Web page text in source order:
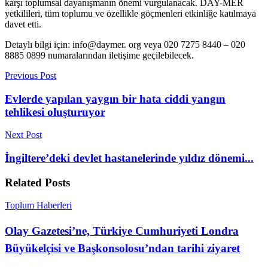
karşı toplumsal dayanışmanın önemi vurgulanacak. DAY-MER
yetkilileri, tüm toplumu ve özellikle göçmenleri etkinliğe katılmaya
davet etti.
Detaylı bilgi için: info@daymer. org veya 020 7275 8440 – 020
8885 0899 numaralarından iletişime geçilebilecek.
Previous Post
Evlerde yapılan yaygın bir hata ciddi yangın
tehlikesi oluşturuyor
Next Post
İngiltere’deki devlet hastanelerinde yıldız dönemi...
Related Posts
Toplum Haberleri
Olay Gazetesi’ne, Türkiye Cumhuriyeti Londra
Büyükelçisi ve Başkonsolosu’ndan tarihi ziyaret